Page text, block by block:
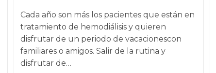
la
publicación:
Cada año son más los pacientes que están en
tratamiento de hemodiálisis y quieren
disfrutar de un periodo de vacacionescon
familiares o amigos. Salir de la rutina y
disfrutar de…